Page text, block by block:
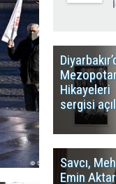
Hikayeleri
sergisi
Savcı,
Emin